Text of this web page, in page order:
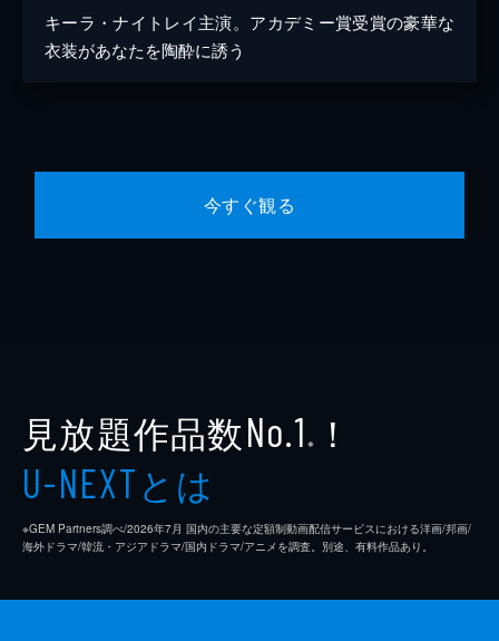
キーラ・ナイトレイ主演。アカデミー賞受賞の豪華な
衣装があなたを陶酔に誘う
今すぐ観る
見放題作品数No.1 ※ ！
U-NEXTとは
※GEM Partners調べ/2026年7⽉ 国内の主要な定額制動画配信サービスにおける洋画/邦画/
海外ドラマ/韓流・アジアドラマ/国内ドラマ/アニメを調査。別途、有料作品あり。